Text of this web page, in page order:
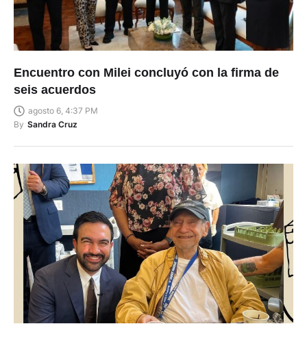
Encuentro con Milei concluyó con la firma de
seis acuerdos
agosto 6, 4:37 PM
By Sandra Cruz